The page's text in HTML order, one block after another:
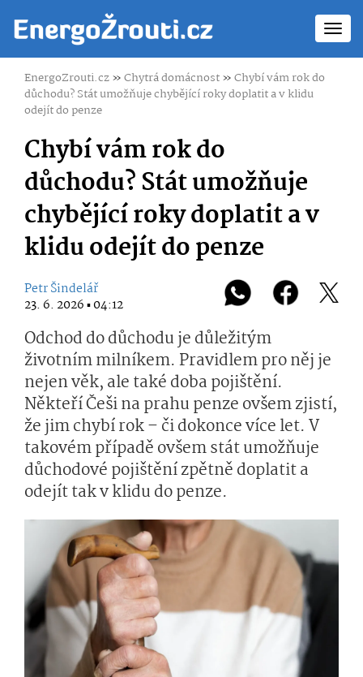
EnergoZrouti.cz»Chytrá domácnost»Chybí vám rok do
důchodu? Stát umožňuje chybějící roky doplatit a v klidu
odejít do penze
Chybí vám rok do
důchodu? Stát umožňuje
chybějící roky doplatit a v
klidu odejít do penze
Petr Šindelář
23. 6. 2026 ▪ 04:12
Odchod do důchodu je důležitým
životním milníkem. Pravidlem pro něj je
nejen věk, ale také doba pojištění.
Někteří Češi na prahu penze ovšem zjistí,
že jim chybí rok – či dokonce více let. V
takovém případě ovšem stát umožňuje
důchodové pojištění zpětně doplatit a
odejít tak v klidu do penze.